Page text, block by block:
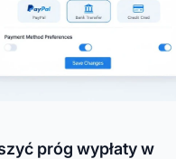
próg wypłaty w